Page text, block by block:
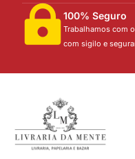
100% Seguro
Trabalhamos com
com sigilo e